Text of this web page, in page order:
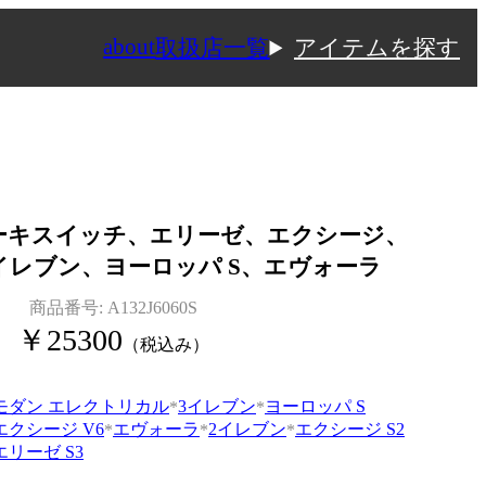
about取扱店一覧 アイテムを探す
スイッチ、エリーゼ、エクシージ、
レブン、ヨーロッパ S、エヴォーラ
商品番号: A132J6060S
￥ 25300 （税込み）
ダン エレクトリカル 3イレブン
ヨーロッパ S
クシージ V6 エヴォーラ 2イレブン エクシージ S2
リーゼ S3